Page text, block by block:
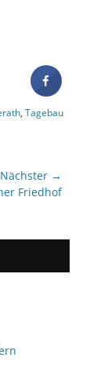
, Tagebau
Nächster →
Friedhof